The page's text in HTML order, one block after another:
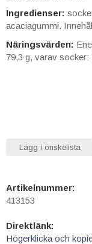
Ingredienser:
acaciagummi.
Näringsvärden:
79,3 g, varav socker:
Lägg i önskelista
Artikelnummer:
413153
Direktlänk:
Högerklicka och